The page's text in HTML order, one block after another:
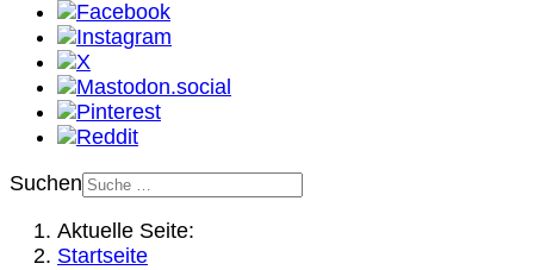
Suchen
Aktuelle Seite:
Startseite